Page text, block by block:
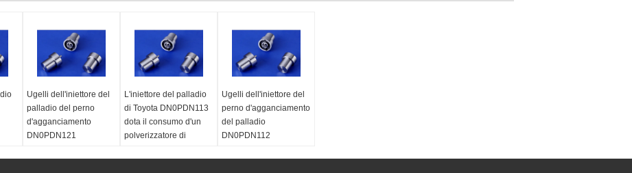
Ugelli dell'iniettore del
palladio del perno
d'agganciamento
DN0PDN121
L'iniettore del palladio
di Toyota DN0PDN113
dota il consumo d'un
polverizzatore di
Ugelli dell'iniettore del
perno d'agganciamento
del palladio
DN0PDN112